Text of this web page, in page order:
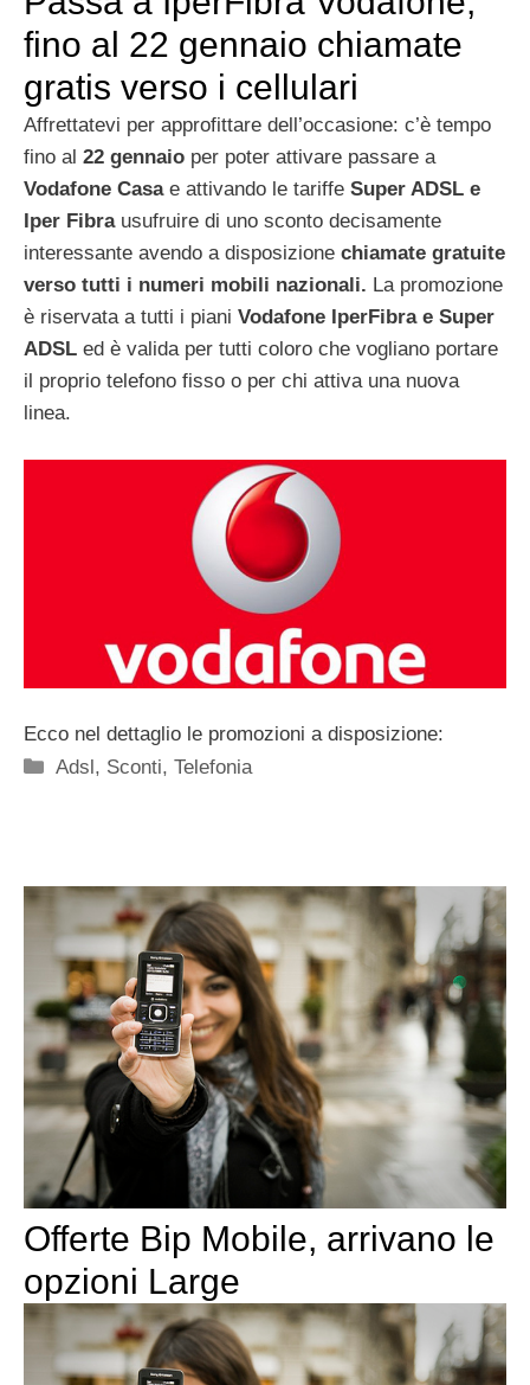
fino al 22 gennaio chiamate
gratis verso i cellulari
Affrettatevi per approfittare dell’occasione: c’è tempo
fino al 22 gennaio per poter attivare passare a
Vodafone Casae attivando le tariffe Super ADSL e
Iper Fibrausufruire di uno sconto decisamente
interessante avendo a disposizione chiamate gratuite
verso tutti i numeri mobili nazionali. La promozione
è riservata a tutti i piani Vodafone IperFibra e Super
ADSL ed è valida per tutti coloro che vogliano portare
il proprio telefono fisso o per chi attiva una nuova
linea.
Ecco nel dettaglio le promozioni a disposizione:
Categorie
Adsl, Sconti,Telefonia
Offerte Bip Mobile, arrivano le
opzioni Large